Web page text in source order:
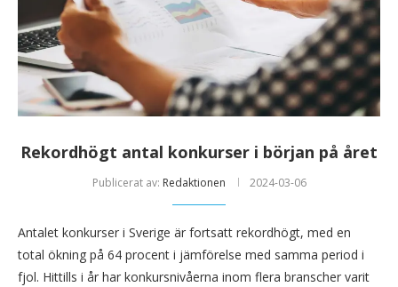
Rekordhögt antal konkurser i början på året
Publicerat av: Redaktionen 2024-03-06
Antalet konkurser i Sverige är fortsatt rekordhögt, med en
total ökning på 64 procent i jämförelse med samma period i
fjol. Hittills i år har konkursnivåerna inom flera branscher varit